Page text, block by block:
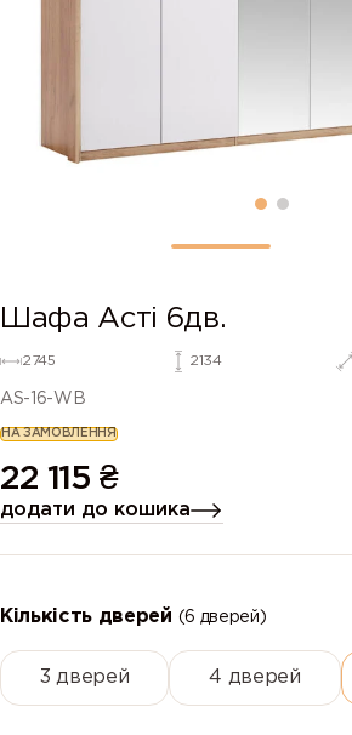
Шафа Асті 6дв.
2745 2134
AS-16-WB
НА ЗАМОВЛЕННЯ
22 115 ₴
додати до кошика
Кількість дверей (6 дверей)
3 дверей 4 дверей